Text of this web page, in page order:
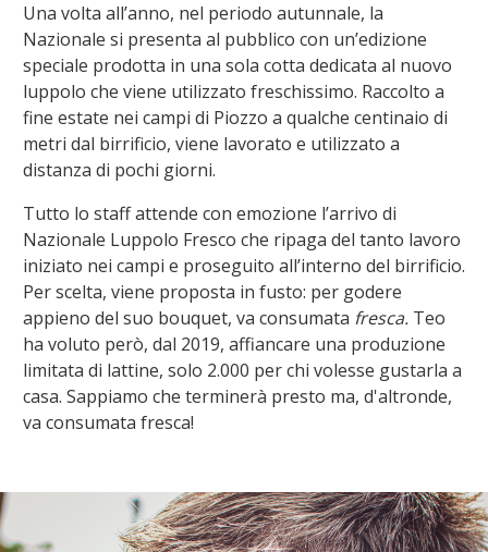
Una volta all’anno, nel periodo autunnale, la
Nazionale si presenta al pubblico con un’edizione
speciale prodotta in una sola cotta dedicata al nuovo
luppolo che viene utilizzato freschissimo. Raccolto a
fine estate nei campi di Piozzo a qualche centinaio di
metri dal birrificio, viene lavorato e utilizzato a
distanza di pochi giorni.
Tutto lo staff attende con emozione l’arrivo di
Nazionale Luppolo Fresco che ripaga del tanto lavoro
iniziato nei campi e proseguito all’interno del birrificio.
Per scelta, viene proposta in fusto: per godere
appieno del suo bouquet, va consumata fresca. Teo
ha voluto però, dal 2019, affiancare una produzione
limitata di lattine, solo 2.000 per chi volesse gustarla a
casa. Sappiamo che terminerà presto ma, d'altronde,
va consumata fresca!